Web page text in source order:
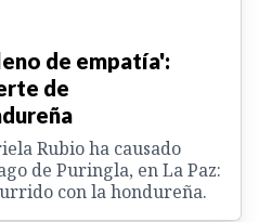
de empatía':
de
Rubio ha causado
de Puringla, en La Paz:
con la hondureña.